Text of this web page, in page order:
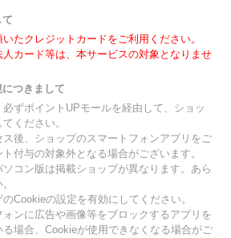
たクレジットカードをご利用ください。
カード等は、本サービスの対象となりませ
つきまして
ずポイントUPモールを経由して、ショッ
ください。
後、ショップのスマートフォンアプリをご
付与の対象外となる場合がございます。
コン版は掲載ショップが異なります。あら
Cookieの設定を有効にしてください。
ンに広告や画像等をブロックするアプリを
場合、Cookieが使用できなくなる場合がご